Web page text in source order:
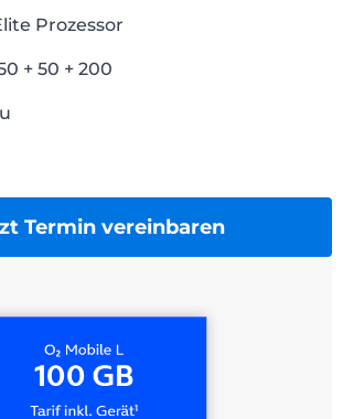
Prozessor
+ 50 + 200
Termin vereinbaren